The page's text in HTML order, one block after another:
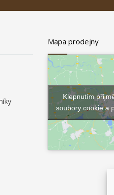
Mapa prodejny
Klepnutím
soubory cookie a